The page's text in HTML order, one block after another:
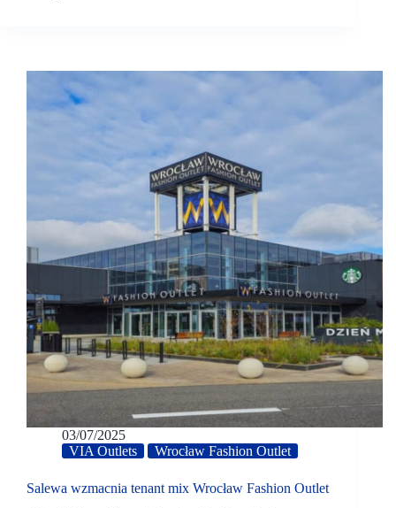
03/07/2025
VIA Outlets
Wrocław Fashion Outlet
Salewa wzmacnia tenant mix Wrocław Fashion Outlet